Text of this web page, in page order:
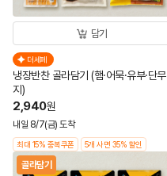
담기
더세페
냉장반찬 골라담기 (햄·어묵·유부·단무
지)
2,940원
내일 8/7(금) 도착
최대 15% 중복쿠폰 5개 사면 35% 할인
골라담기